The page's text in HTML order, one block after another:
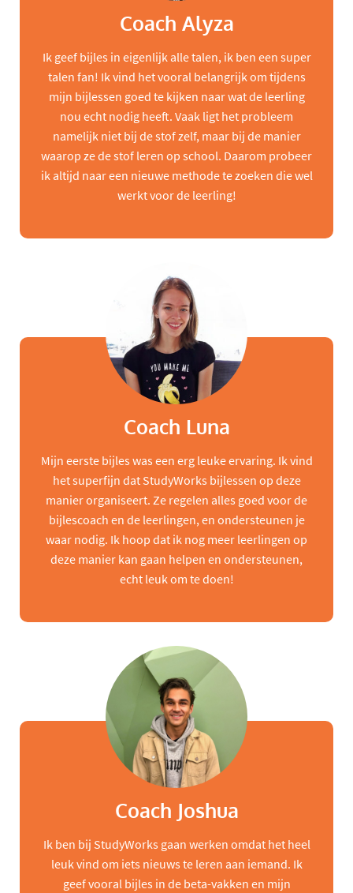
Coach Alyza
Ik geef bijles in eigenlijk alle talen, ik ben een super
talen fan! Ik vind het vooral belangrijk om tijdens
mijn bijlessen goed te kijken naar wat de leerling
nou echt nodig heeft. Vaak ligt het probleem
namelijk niet bij de stof zelf, maar bij de manier
waarop ze de stof leren op school. Daarom probeer
ik altijd naar een nieuwe methode te zoeken die wel
werkt voor de leerling!
Coach Luna
Mijn eerste bijles was een erg leuke ervaring. Ik vind
het superfijn dat StudyWorks bijlessen op deze
manier organiseert. Ze regelen alles goed voor de
bijlescoach en de leerlingen, en ondersteunen je
waar nodig. Ik hoop dat ik nog meer leerlingen op
deze manier kan gaan helpen en ondersteunen,
echt leuk om te doen!
Coach Joshua
Ik ben bij StudyWorks gaan werken omdat het heel
leuk vind om iets nieuws te leren aan iemand. Ik
geef vooral bijles in de beta-vakken en mijn